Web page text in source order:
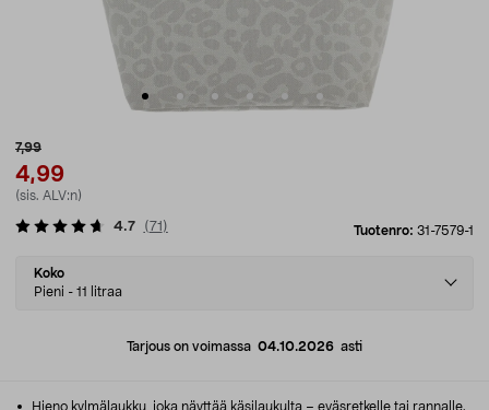
7,99
4,99
(sis. ALV:n)
Tuotenro: 31-7579-1
4.7 (71 )
Select
variant
Koko
Pieni - 11 litraa
Tarjous on voimassa 04.10.2026 asti
Hieno kylmälaukku, joka näyttää käsilaukulta – eväsretkelle tai rannalle.